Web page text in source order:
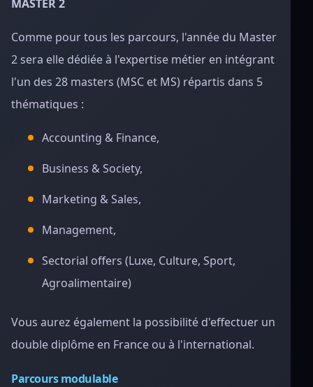
MASTER 2
Comme pour tous les parcours, l'année du Master
2 sera elle dédiée à l'expertise métier en intégrant
l'un des 28 masters (MSC et MS) répartis dans 5
thématiques :
Accounting & Finance,
Business & Society,
Marketing & Sales,
Management,
Sectorial offers (Luxe, Culture, Sport,
Agroalimentaire)
Vous aurez également la possibilité d'effectuer un
double diplôme en France ou à l'international.
Parcours modulable